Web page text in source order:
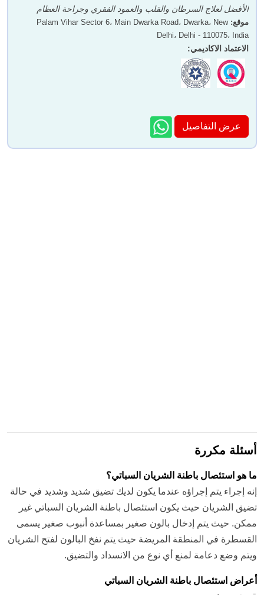
الأفضل لعلاج السرطان والقلب والعمود الفقري وجراحة العظام
موقع: Palam Vihar Sector 6، Main Dwarka Road، Dwarka، New
Delhi، Delhi - 110075، India
الاعتماد الاكاديمي:
عرض التفاصيل
أسئلة مكررة
ما هو استئصال باطنة الشريان السباتي؟
إنه إجراء يتم إجراؤه عندما يكون لديك تضيق شديد وشديد في حالة
تضيق الشريان حيث يكون استئصال باطنة الشريان السباتي غير
ممكن. حيث يتم إدخال بالون صغير بمساعدة أنبوب صغير يسمى
القسطرة في المنطقة المريضة حيث يتم نفخ البالون لفتح الشريان
ويتم وضع دعامة لمنع أي نوع من الانسداد والتضيق.
أعراض استئصال باطنة الشريان السباتي